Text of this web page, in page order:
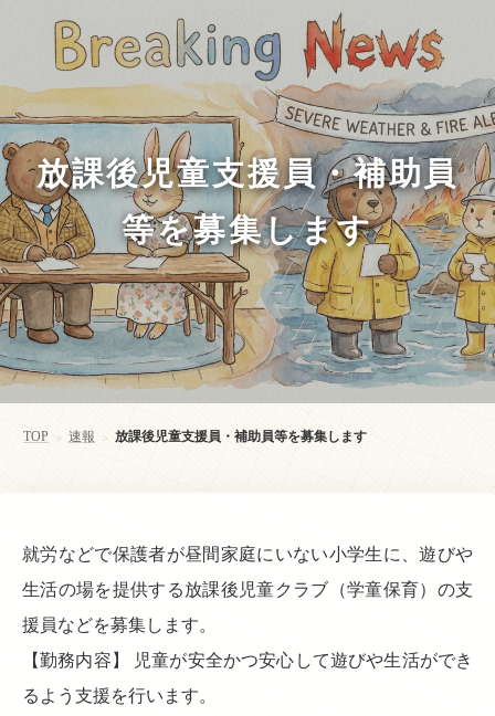
放課後児童支援員・補助員
等を募集します
TOP > 速報 > 放課後児童支援員・補助員等を募集します
就労などで保護者が昼間家庭にいない小学生に、遊びや
生活の場を提供する放課後児童クラブ（学童保育）の支
援員などを募集します。
【勤務内容】 児童が安全かつ安心して遊びや生活ができ
るよう支援を行います。